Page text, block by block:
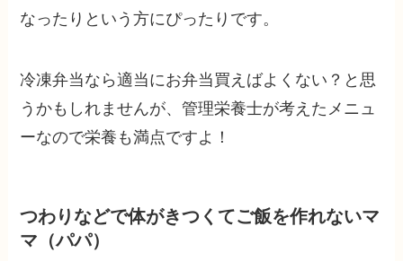
なったりという方にぴったりです。
冷凍弁当なら適当にお弁当買えばよくない？と思
うかもしれませんが、管理栄養士が考えたメニュ
ーなので栄養も満点ですよ！
つわりなどで体がきつくてご飯を作れないマ
マ（パパ）